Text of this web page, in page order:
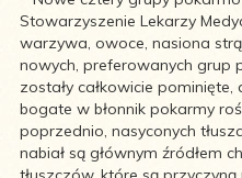
Stowarzyszenie Lekarzy
warzywa, owoce, nasiona
nowych, preferowanych grup
zostały całkowicie
bogate w błonnik pokarmy
poprzednio, nasyconych
nabiał są głównym źródłem